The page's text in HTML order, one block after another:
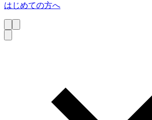
はじめての方へ